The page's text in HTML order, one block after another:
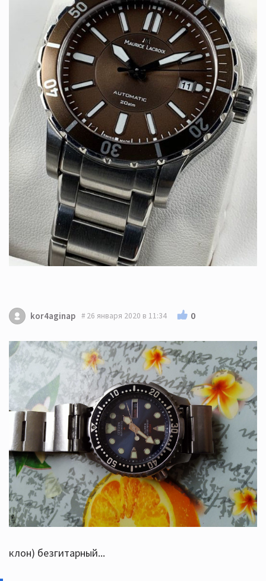
kor4aginap 26 января 2020 в 11:34 0
клон) безгитарный...